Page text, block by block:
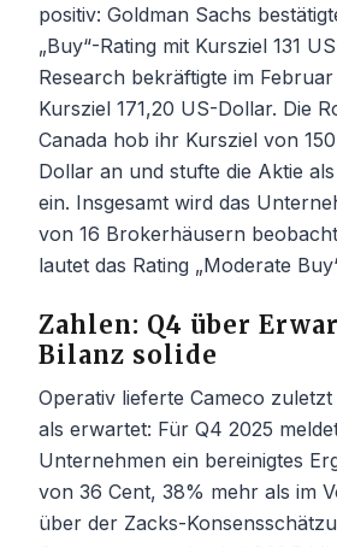
positiv: Goldman Sachs
„Buy“-Rating mit Kursziel 131
Research bekräftigte im Februar
Kursziel 171,20 US-Dollar. Die
Canada hob ihr Kursziel von
Dollar an und stufte die Aktie
ein. Insgesamt wird das
von 16 Brokerhäusern
lautet das Rating „Moderate
Zahlen: Q4 über
Bilanz solide
Operativ lieferte Cameco
als erwartet: Für Q4 2025
Unternehmen ein bereinigtes
von 36 Cent, 38% mehr als im
über der Zacks-